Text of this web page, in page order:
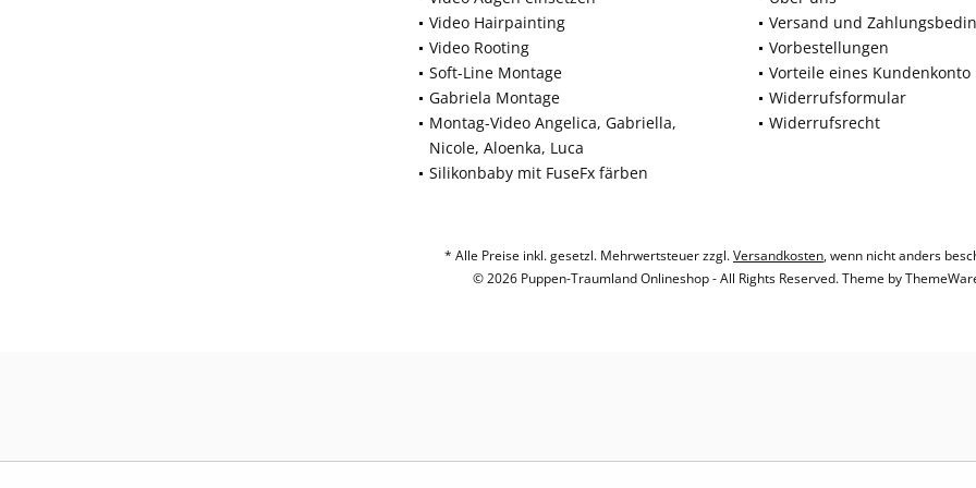
Video Hairpainting
Video Rooting
Soft-Line Montage
Gabriela Montage
Montag-Video Angelica, Gabriella,
Nicole, Aloenka, Luca
Silikonbaby mit FuseFx färben
Versand und
Vorbestellungen
Vorteile eines Kundenkonto
Widerrufsformular
Widerrufsrecht
* Alle Preise inkl. gesetzl. Mehrwertsteuer zzgl.Versandkosten, wenn nicht anders
© 2026 Puppen-Traumland Onlineshop - All Rights Reserved. Theme by